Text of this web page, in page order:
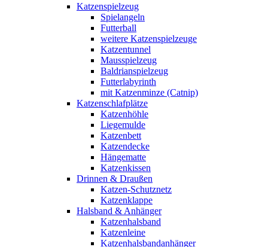
Katzenspielzeug
Spielangeln
Futterball
weitere Katzenspielzeuge
Katzentunnel
Mausspielzeug
Baldrianspielzeug
Futterlabyrinth
mit Katzenminze (Catnip)
Katzenschlafplätze
Katzenhöhle
Liegemulde
Katzenbett
Katzendecke
Hängematte
Katzenkissen
Drinnen & Draußen
Katzen-Schutznetz
Katzenklappe
Halsband & Anhänger
Katzenhalsband
Katzenleine
Katzenhalsbandanhänger